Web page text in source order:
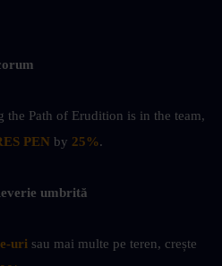
Path of Erudition is in the team,
PEN by 25%.
umbrită
uri sau mai multe pe teren, crește